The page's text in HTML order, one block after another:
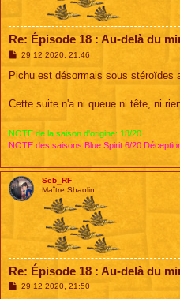
Re: Épisode 18 : Au-delà du
M
s
g
29 12 2020, 21:46
Pichu est désormais sous stéroïdes
Cette suite n'a ni queue ni tête, ni
NOTE de la saison d'origine: 18/20
NOTE des saisons Blue Spirit 6/20
Seb_RF
Maître Shaolin
Re: Épisode 18 : Au-delà du
M29 12 2020, 21:50